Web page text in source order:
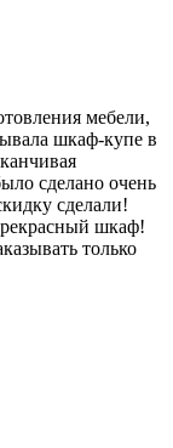
мебели,
шкаф-купе в
сделано очень
сделали!
шкаф!
только